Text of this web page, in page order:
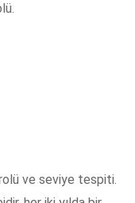
ve seviye tespiti.